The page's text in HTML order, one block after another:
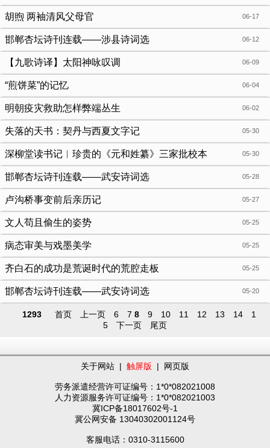
06-17
胡煦 两袖清风父母官
06-12
邯郸杏坛诗刊连载——涉县诗词选
06-09
【九歌诗译】太阳神咏叹调
06-04
“煎饼菜”的记忆
06-02
明朝疫灾救助怎样弊端丛生
05-30
失落的天书：契丹与西夏文字记
05-30
深柳堂读书记︱珍贵的《元和姓纂》三家批校本
05-28
邯郸杏坛诗刊连载——武安诗词选
05-27
卢沟桥事变前后亲历记
05-25
文人苟且偷生的姿势
05-25
病态审美与戏墨美学
05-25
齐白石的成功是荒诞时代的荒腔走板
05-20
邯郸杏坛诗刊连载——武安诗词选
1293 首页 上一页 6 7 8 9 10 11 12 13 14
1
5
下一页 尾页
关于网站 | 触屏版 | 网页版
劳务派遣经营许可证编号：1*0*082021008
人力资源服务许可证编号：1*0*082021003
冀ICP备18017602号-1
冀公网安备 13040302001124号
客服电话：0310-3115600